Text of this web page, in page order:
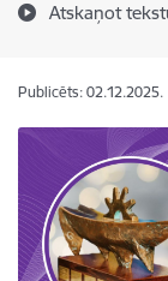
Atskaņot
Publicēts: 02.12.2025.